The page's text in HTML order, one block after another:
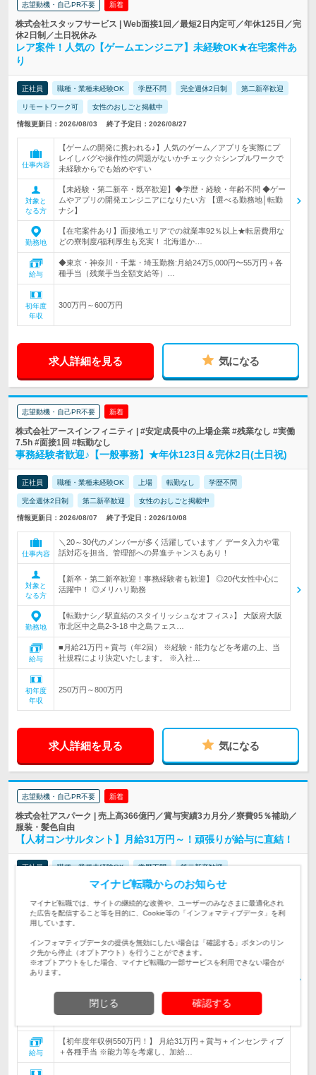
志望動機・自己PR不要 新着
株式会社スタッフサービス | Web面接1回／最短2日内定可／年休125日／完
休2日制／土日祝休み
レア案件！人気の【ゲームエンジニア】未経験OK★在宅案件あ
り
正社員 職種・業種未経験OK 学歴不問 完全週休2日制 第二新卒歓迎
リモートワーク可 女性のおしごと掲載中
情報更新日：2026/08/03 終了予定日：2026/08/27
仕事内容
【ゲームの開発に携われる♪】人気のゲーム／アプリを実際にプ
レイしバグや操作性の問題がないかチェック☆シンプルワークで
未経験からでも始めやすい
対象と
なる方
【未経験・第二新卒・既卒歓迎】◆学歴・経験・年齢不問 ◆ゲー
ムやアプリの開発エンジニアになりたい方 【選べる勤務地│転勤
ナシ】
勤務地
【在宅案件あり】面接地エリアでの就業率92％以上★転居費用な
どの寮制度/福利厚生も充実！ 北海道か…
給与
◆東京・神奈川・千葉・埼玉勤務:月給24万5,000円〜55万円＋各
種手当（残業手当全額支給等）…
初年度
年収
300万円～600万円
求人詳細を見る 気になる
志望動機・自己PR不要 新着
株式会社アースインフィニティ | #安定成長中の上場企業 #残業なし #実働
7.5h #面接1回 #転勤なし
事務経験者歓迎♪【一般事務】★年休123日＆完休2日(土日祝)
正社員 職種・業種未経験OK 上場 転勤なし 学歴不問
完全週休2日制 第二新卒歓迎 女性のおしごと掲載中
情報更新日：2026/08/07 終了予定日：2026/10/08
仕事内容
＼20～30代のメンバーが多く活躍しています／ データ入力や電
話対応を担当。管理部への昇進チャンスもあり！
対象と
なる方
【新卒・第二新卒歓迎！事務経験者も歓迎】 ◎20代女性中心に
活躍中！ ◎メリハリ勤務
勤務地
【転勤ナシ／駅直結のスタイリッシュなオフィス♪】 大阪府大阪
市北区中之島2-3-18 中之島フェス…
給与
■月給21万円＋賞与（年2回） ※経験・能力などを考慮の上、当
社規程により決定いたします。 ※入社…
初年度
年収
250万円～800万円
求人詳細を見る 気になる
志望動機・自己PR不要 新着
株式会社アスパーク | 売上高366億円／賞与実績3カ月分／寮費95％補助／
服装・髪色自由
【人材コンサルタント】月給31万円～！頑張りが給与に直結！
正社員 職種・業種未経験OK 学歴不問 第二新卒歓迎
女性のおしごと掲載中
情報更新日：2026/08/05 終了予定日：2026/09/21
仕事内容
【入社3ヶ月で拠点責任者の実績も】未経験でも圧倒的スピード
実力主義のお仕事です。
【自分を変えたい方大歓迎！】◆未経験、第二新卒歓迎 ◆30歳
【業績好調により全国25拠点での募集！】 ★引っ越し費用全額
給与
【初年度年収例550万円！】 月給31万円＋賞与＋インセンティブ
＋各種手当 ※能力等を考慮し、加給…
マイナビ転職からのお知らせ
マイナビ転職では、サイトの継続的な改善や、ユーザーのみなさまに最適化され
た広告を配信すること等を目的に、Cookie等の「インフォマティブデータ」を利
用しています。
インフォマティブデータの提供を無効にしたい場合は「確認する」ボタンのリン
ク先から停止（オプトアウト）を行うことができます。
※オプトアウトをした場合、マイナビ転職の一部サービスを利用できない場合が
あります。
閉じる 確認する